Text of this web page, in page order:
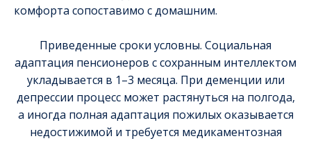
комфорта сопоставимо с домашним.
Приведенные сроки условны. Социальная
адаптация пенсионеров с сохранным интеллектом
укладывается в 1–3 месяца. При деменции или
депрессии процесс может растянуться на полгода,
а иногда полная адаптация пожилых оказывается
недостижимой и требуется медикаментозная